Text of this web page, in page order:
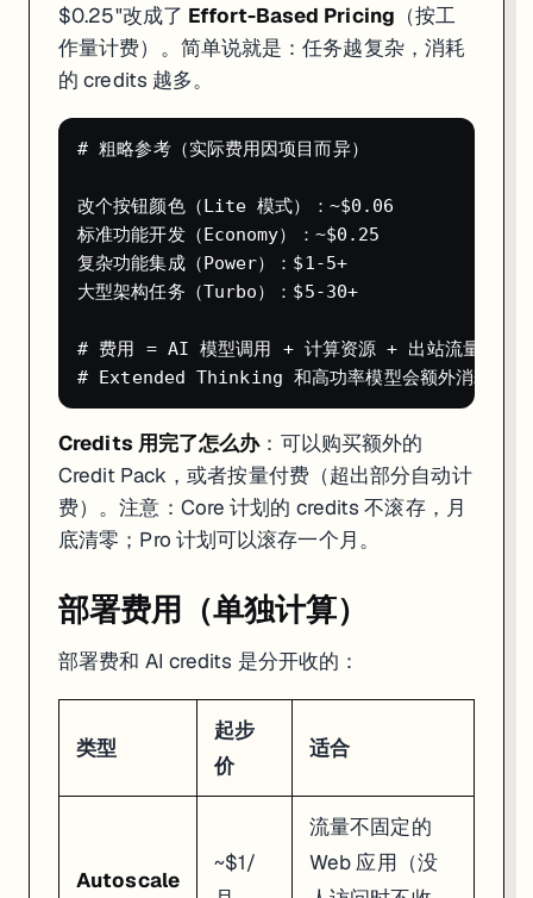
A：Agent 底层依赖 Anthropic 的 Claude API。如果 Claude 宕机（
和 Cursor 怎么选
你的情况
零代码基础
✅ Agent 自主程度高
有门槛
已有大型代码库
不合适
✅ 专业 IDE，完美支持
在意代码质量
一般
✅ 生成的代码更规范
不想管部署
✅ 一键部署，自带托管 部署自己搞
总成本（含托管） $25/月全包 $20/月 + 托管费另算
Replit Agent 是"我有个想法，帮我做出来"；Cursor 是"我在
和 Bolt.new 怎么选
你的情况 选 Replit Agent
选 Bolt.new
要做 Python/Java/Go 项目 ✅ 50+ 语言
只支持 Web
要做移动端 App
✅ 支持
不支持
只要最快出个 Web 页面
稍慢
需要数据库
✅ PostgreSQL 内置
想用 Vue/Svelte
Replit 也支持
给不同角色的选型建议
好奇宝宝，想试试 AI 写代码
Starter（免费）
Core + 学生折扣（$10/月 × 6 个月）
独立开发者/创业者
Core（$25/月）
Core（5 人协作够用）
Pro（$100/月）
专业开发者做正经项目
$0.25"改成了 Effort-Based Pricing （按工
作量计费）。简单说就是：任务越复杂，消耗
的 credits 越多。
# 粗略参考（实际费用因项目而异）
改个按钮颜色（Lite 模式）：~$0.06
标准功能开发（Economy）：~$0.25
复杂功能集成（Power）：$1-5+
大型架构任务（Turbo）：$5-30+
# 费用 = AI 模型调用 + 计算资源 + 出站流量
Credits 用完了怎么办：可以购买额外的
Credit Pack，或者按量付费（超出部分自动计
费）。注意：Core 计划的 credits 不滚存，月
底清零；Pro 计划可以滚存一个月。
部署费用（单独计算）
部署费和 AI credits 是分开收的：
类型
起步
价
适合
Autoscale
~$1/
流量不固定的
Web 应用（没